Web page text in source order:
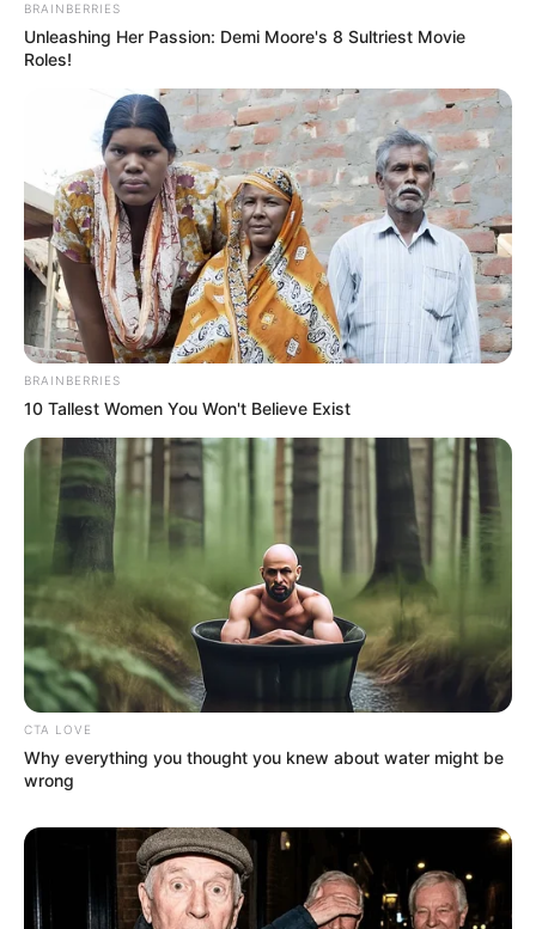
BRAINBERRIES
Unleashing Her Passion: Demi Moore's 8 Sultriest Movie
Roles!
BRAINBERRIES
10 Tallest Women You Won't Believe Exist
CTA LOVE
Why everything you thought you knew about water might be
wrong